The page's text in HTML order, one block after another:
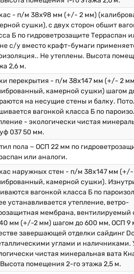
- п/м 38х98 мм (+/- 2 мм)
сушки), с двух сторон обшит
Б по гидроветрозащите Терраспан
с/у вместо крафт-бумаги
Не утеплены. Высота
2,6 м.
перекрытия - п/м 38х147 мм (+/- 2
камерной сушки) шагом
на несущие стены и балку.
вагонкой класса Б по
- экологически чистая
037 50 мм.
пола − ОСП 22 мм по
или аналоги.
наружных стен - п/м 38х147 мм
камерной сушки).
вагонкой класса Б по
устанавливается утепление, ветро-
мембрана,
мм (+/-2 мм) шагом до 600 мм, ОСП 9
завершающей отделки сайдинг
углами и наличниками.
чистая минеральная вата
помещения 2-го этажа 2,5 м.